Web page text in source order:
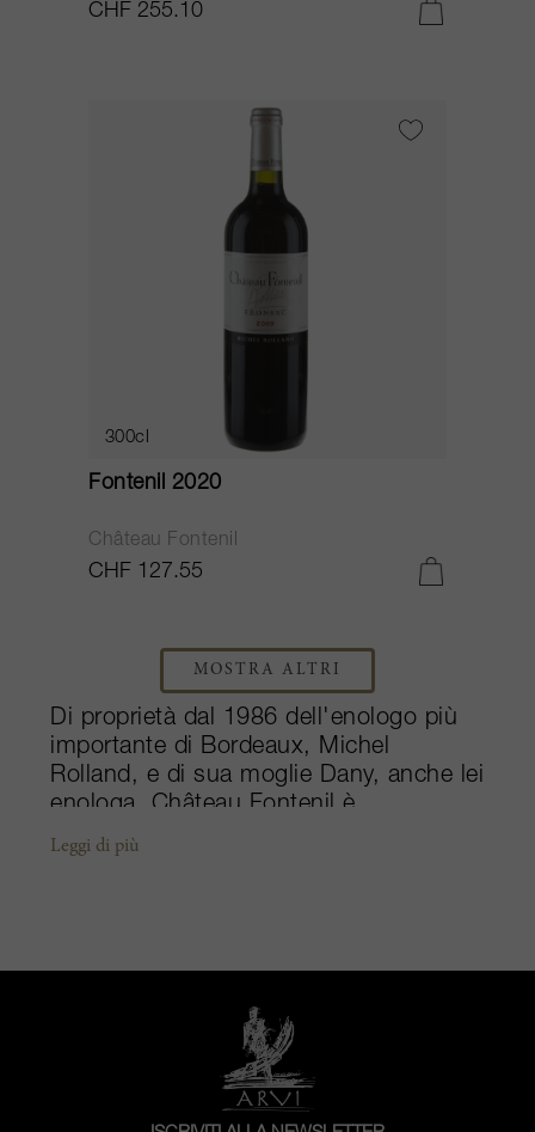
CHF 255.10
300cl
Fontenil 2020
Château Fontenil
CHF 127.55
MOSTRA ALTRI
Di proprietà dal 1986 dell'enologo più
importante di Bordeaux, Michel
Rolland, e di sua moglie Dany, anche lei
enologa, Château Fontenil è
probabilmente la tenuta più nota di
Fronsac. È famosa non solo per i suoi
evitare che la pioggia annacquasse le
sue uve, Rolland mise dei teli di
plastica tra i filari di una particella delle
sue vigne in modo che l’acqua si
raccogliesse nei fossi ai lati della vigna.
Dato che questa è una pratica proibita
Leggi di più